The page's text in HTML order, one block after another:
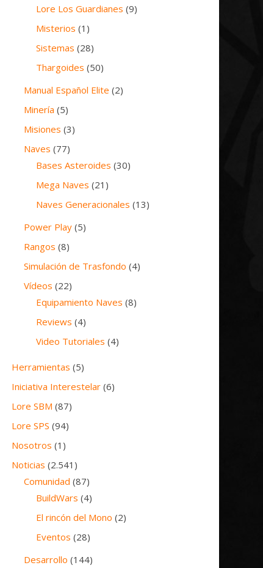
Lore Los Guardianes (9)
Misterios (1)
Sistemas (28)
Thargoides (50)
Manual Español Elite (2)
Minería (5)
Misiones (3)
Naves (77)
Bases Asteroides (30)
Mega Naves (21)
Naves Generacionales (13)
Power Play (5)
Rangos (8)
Simulación de Trasfondo (4)
Vídeos (22)
Equipamiento Naves (8)
Reviews (4)
Video Tutoriales (4)
Herramientas (5)
Iniciativa Interestelar (6)
Lore SBM (87)
Lore SPS (94)
Nosotros (1)
Noticias (2.541)
Comunidad (87)
BuildWars (4)
El rincón del Mono (2)
Eventos (28)
Desarrollo (144)